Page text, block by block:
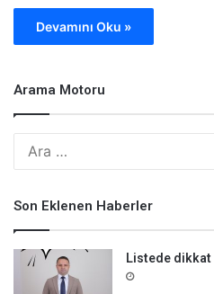
Devamını Oku »
Arama Motoru
Son Eklenen Haberler
Listede